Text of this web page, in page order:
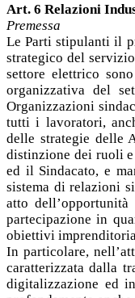
Art. 6 Relazioni
Premessa
Le Parti stipulanti il
strategico del
settore elettrico
organizzativa del
Organizzazioni
tutti i lavoratori,
delle strategie delle
distinzione dei ruoli
ed il Sindacato, e
sistema di relazioni
atto
partecipazione in
obiettivi
In particolare,
caratterizzata dalla
digitalizzazione ed